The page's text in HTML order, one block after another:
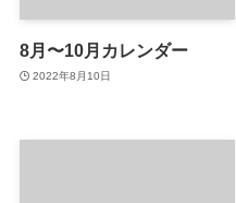
8月〜10月カレンダー
2022年8月10日